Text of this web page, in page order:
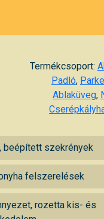
Termékcsoport:
Padló,
Ablaküveg,
beépített szekrények
felszerelések
rozetta kis- és